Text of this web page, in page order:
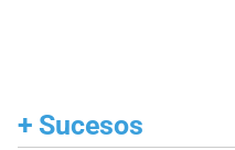
+ Sucesos